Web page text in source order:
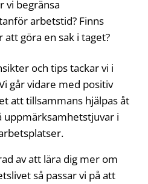
vi begränsa
arbetstid? Finns
göra en sak i taget?
och tips tackar vi i
går vidare med positiv
att tillsammans hjälpas åt
uppmärksamhetstjuvar i
av att lära dig mer om
så passar vi på att